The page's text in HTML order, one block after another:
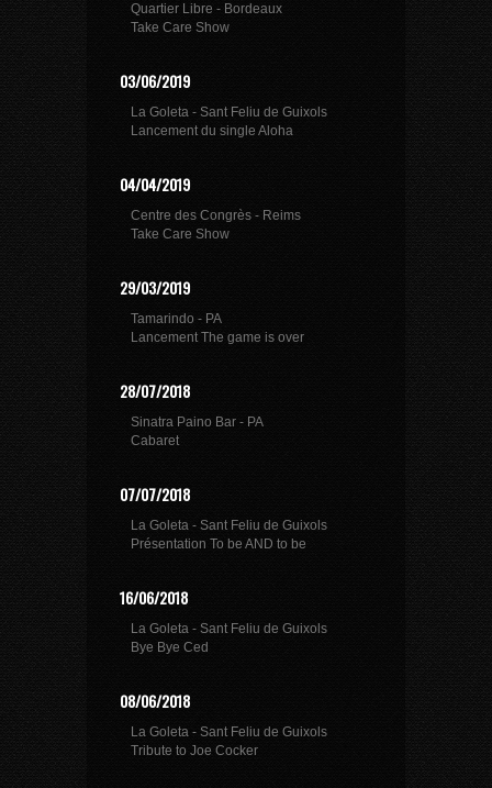
Quartier Libre - Bordeaux
Take Care Show
03/06/2019
La Goleta - Sant Feliu de Guixols
Lancement du single Aloha
04/04/2019
Centre des Congrès - Reims
Take Care Show
29/03/2019
Tamarindo - PA
Lancement The game is over
28/07/2018
Sinatra Paino Bar - PA
Cabaret
07/07/2018
La Goleta - Sant Feliu de Guixols
Présentation To be AND to be
16/06/2018
La Goleta - Sant Feliu de Guixols
Bye Bye Ced
08/06/2018
La Goleta - Sant Feliu de Guixols
Tribute to Joe Cocker